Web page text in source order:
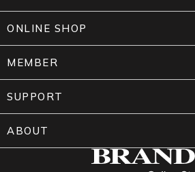
ONLINE SHOP
MEMBER
SUPPORT
ABOUT